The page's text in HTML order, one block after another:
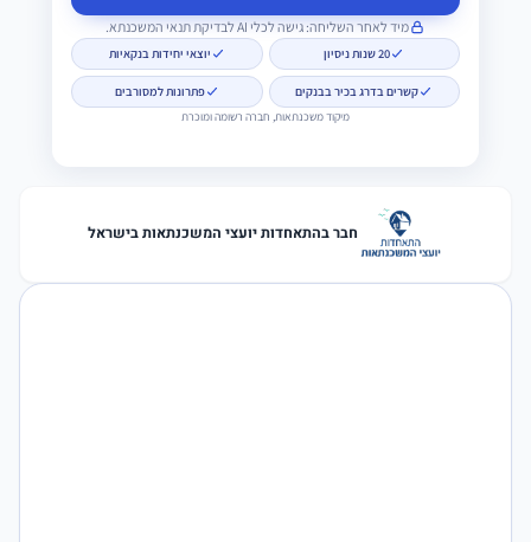
מיד לאחר השליחה: גישה לכלי AI לבדיקת תנאי המשכנתא.
20 שנות ניסיון יוצאי יחידות בנקאיות
קשרים בדרג בכיר בבנקים פתרונות למסורבים
מיקוד משכנתאות, חברה רשומה ומוכרת
חבר בהתאחדות יועצי המשכנתאות בישראל